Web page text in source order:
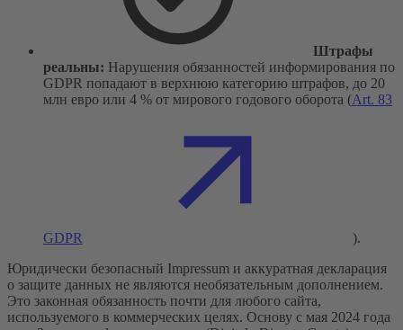
Штрафы
реальны: Нарушения обязанностей информирования по
GDPR попадают в верхнюю категорию штрафов, до 20
млн евро или 4 % от мирового годового оборота (Art. 83
GDPR
).
Юридически безопасный Impressum и аккуратная декларация
о защите данных не являются необязательным дополнением.
Это законная обязанность почти для любого сайта,
используемого в коммерческих целях. Основу с мая 2024 года